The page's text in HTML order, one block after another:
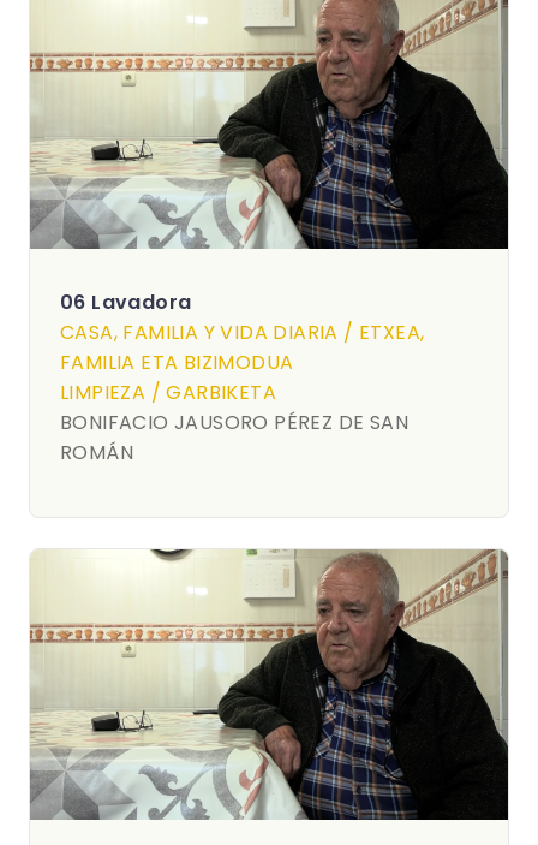
06 Lavadora
CASA, FAMILIA Y VIDA DIARIA / ETXEA,
FAMILIA ETA BIZIMODUA
LIMPIEZA / GARBIKETA
BONIFACIO JAUSORO PÉREZ DE SAN
ROMÁN